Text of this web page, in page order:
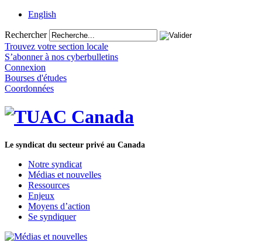
English
Rechercher
Trouvez votre section locale
S’abonner à nos cyberbulletins
Connexion
Bourses d'études
Coordonnées
Le syndicat du secteur privé au Canada
Notre syndicat
Médias et nouvelles
Ressources
Enjeux
Moyens d’action
Se syndiquer